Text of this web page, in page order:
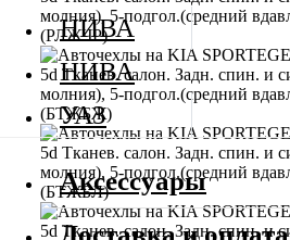
НИВА
НИВА
УАЗ
Аксессуары
Доставка и оплата